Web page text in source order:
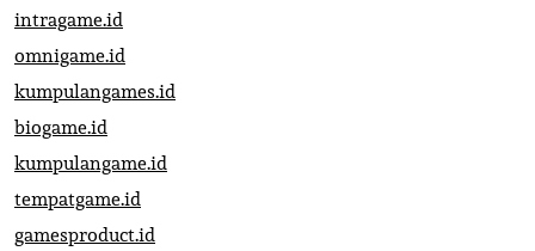
intragame.id
omnigame.id
kumpulangames.id
biogame.id
kumpulangame.id
tempatgame.id
gamesproduct.id